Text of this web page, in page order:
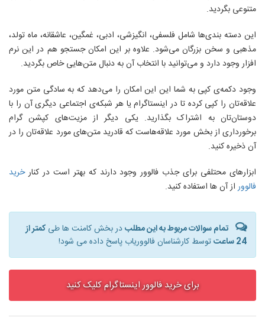
متنوعی بگردید.
این دسته بندی‌ها شامل فلسفی، انگیزشی، ادبی، غمگین، عاشقانه، ماه تولد،
مذهبی و سخن بزرگان می‌شود. علاوه بر این امکان جستجو هم در این نرم
افزار وجود دارد و می‌توانید با انتخاب آن به دنبال متن‌هایی خاص بگردید.
وجود دکمه‌ی کپی به شما این این امکان را می‌دهد که به سادگی متن مورد
علاقه‌تان را کپی کرده تا در اینستاگرام یا هر شبکه‌ی اجتماعی دیگری آن را با
دوستان‌تان به اشتراک بگذارید. یکی دیگر از مزیت‌های کپشن گرام
برخورداری از بخش مورد علاقه‌هاست که قادرید متن‌های مورد علاقه‌تان را در
آن ذخیره کنید.
ابزارهای محتلفی برای جذب فالوور وجود دارند که بهتر است در کنارخرید
فالوور از آن ها استفاده کنید.
تمام سوالات مربوط به این مطلبدر بخش کامنت ها طیکمتر از
24 ساعت
توسط کارشناسان فالووریاب پاسخ داده می شود!
برای خرید فالوور اینستاگرام کلیک کنید